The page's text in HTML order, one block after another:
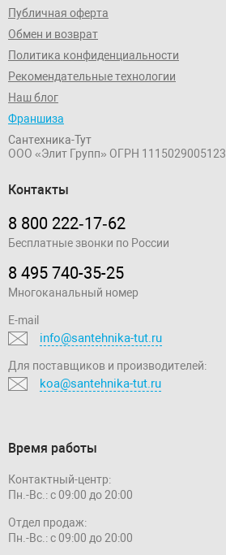
Публичная оферта
Обмен и возврат
Политика конфиденциальности
Рекомендательные технологии
Наш блог
Франшиза
Сантехника-Тут
ООО «Элит Групп» ОГРН 1115029005123
Контакты
8 800 222‑17‑62
Бесплатные звонки по России
8 495 740-35-25
Многоканальный номер
E-mail
info@santehnika-tut.ru
Для поставщиков и производителей:
koa@santehnika-tut.ru
Время работы
Контактный-центр:
Пн.-Вс.: с 09:00 до 20:00
Отдел продаж:
Пн.-Вс.: с 09:00 до 20:00